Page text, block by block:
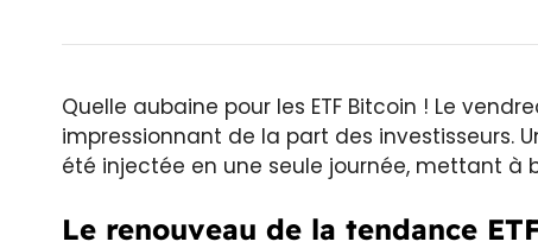
Quelle aubaine pour les ETF Bitcoin ! Le
impressionnant de la part des investisseurs.
été injectée en une seule journée, mettant
Le renouveau de la tendance